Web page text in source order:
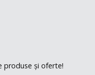
produse și oferte!